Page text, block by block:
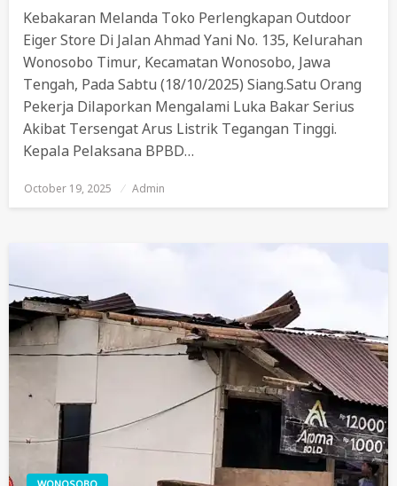
Kebakaran Melanda Toko Perlengkapan Outdoor
Eiger Store Di Jalan Ahmad Yani No. 135, Kelurahan
Wonosobo Timur, Kecamatan Wonosobo, Jawa
Tengah, Pada Sabtu (18/10/2025) Siang.Satu Orang
Pekerja Dilaporkan Mengalami Luka Bakar Serius
Akibat Tersengat Arus Listrik Tegangan Tinggi.
Kepala Pelaksana BPBD…
Posted
October 19, 2025 Admin